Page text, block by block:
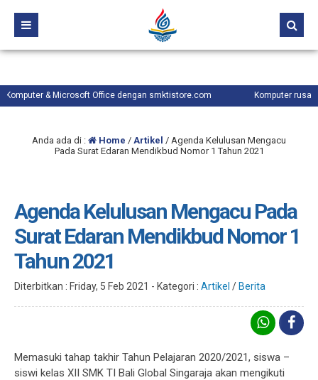
Microsoft Office dengan smktistore.com Komputer rusak atau
Anda ada di : Home / Artikel / Agenda Kelulusan Mengacu
Pada Surat Edaran Mendikbud Nomor 1 Tahun 2021
Agenda Kelulusan Mengacu Pada
Surat Edaran Mendikbud Nomor 1
Tahun 2021
Diterbitkan : Friday, 5 Feb 2021 - Kategori : Artikel / Berita
Memasuki tahap takhir Tahun Pelajaran 2020/2021, siswa –
siswi kelas XII SMK TI Bali Global Singaraja akan mengikuti